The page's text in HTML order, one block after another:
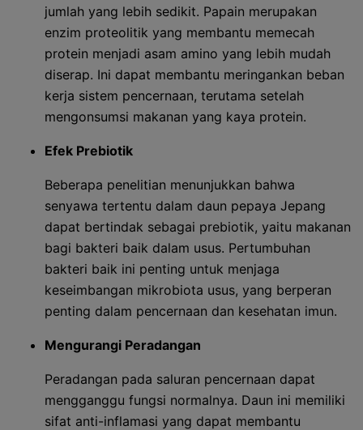
jumlah yang lebih sedikit. Papain merupakan
enzim proteolitik yang membantu memecah
protein menjadi asam amino yang lebih mudah
diserap. Ini dapat membantu meringankan beban
kerja sistem pencernaan, terutama setelah
mengonsumsi makanan yang kaya protein.
Efek Prebiotik
Beberapa penelitian menunjukkan bahwa
senyawa tertentu dalam daun pepaya Jepang
dapat bertindak sebagai prebiotik, yaitu makanan
bagi bakteri baik dalam usus. Pertumbuhan
bakteri baik ini penting untuk menjaga
keseimbangan mikrobiota usus, yang berperan
penting dalam pencernaan dan kesehatan imun.
Mengurangi Peradangan
Peradangan pada saluran pencernaan dapat
mengganggu fungsi normalnya. Daun ini memiliki
sifat anti-inflamasi yang dapat membantu